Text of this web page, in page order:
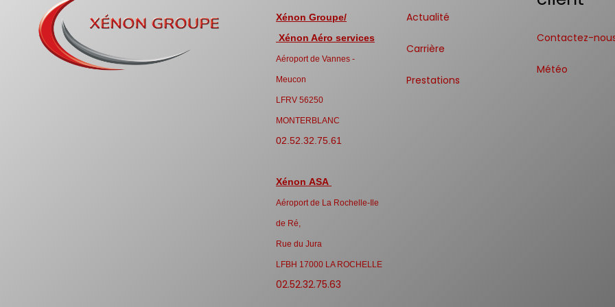
Xénon Groupe/
Xénon Aéro services
Aéroport de Vannes -
Meucon
LFRV 56250
MONTERBLANC
02.52.32.75.61
Xénon ASA
Aéroport de La Rochelle-Ile
de Ré,
Rue du Jura
LFBH 17000 LA ROCHELLE
02.52.32.75.63
Actualité
Carrière
Prestations
Contactez-
Météo